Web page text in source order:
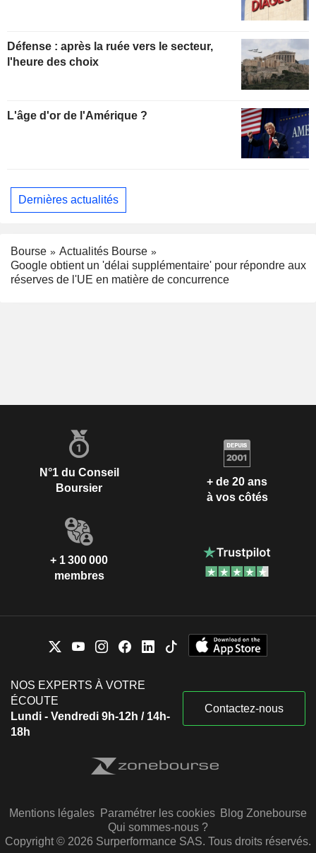
Défense : après la ruée vers le secteur,
l'heure des choix
L'âge d'or de l'Amérique ?
Dernières actualités
Bourse
Actualités Bourse
Google obtient un 'délai supplémentaire' pour répondre aux
réserves de l'UE en matière de concurrence
N°1 du Conseil
Boursier
+ de 20 ans
à vos côtés
+ 1 300 000
membres
NOS EXPERTS À VOTRE
ÉCOUTE
Lundi - Vendredi 9h-12h / 14h-
18h
Contactez-nous
Mentions légales Paramétrer les cookies Blog Zonebourse
Qui sommes-nous ?
Copyright © 2026 Surperformance SAS. Tous droits réservés.